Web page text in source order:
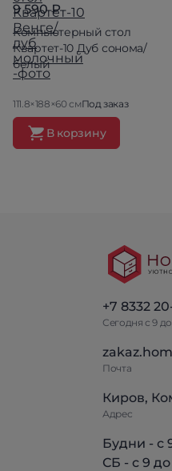
9 590 ₽
Компьютерный стол
Квартет-10 Дуб сонома/
белый
111.8×188×60 смПод заказ
В корзину
+7 8332
Сегодня с 9 до
Почта
Киров,
Адрес
Будни - с
СБ - с 9 до